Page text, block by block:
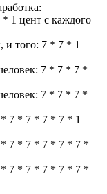
1 цент с каждого
и того: 7 * 7 * 1
7 * 7 * 7 *
7 * 7 * 7 *
7 * 7 * 7 * 7 * 1
* 7 * 7 * 7 * 7 * 7 *
* 7 * 7 * 7 * 7 * 7 *